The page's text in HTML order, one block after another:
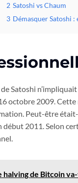
2 Satoshi vs Chaum
3 Démasquer Satoshi
Satoshi
octobre 2009.
Peut-être était-
début 2011. Selon
halving de Bitcoin